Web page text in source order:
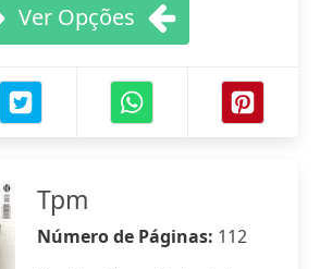
Ver Opções
Tpm
Número de Páginas: 112